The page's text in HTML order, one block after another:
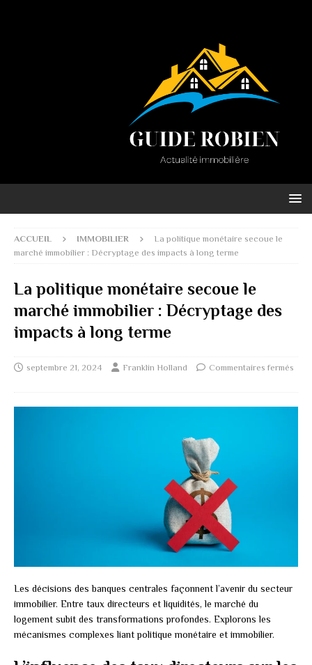
ACCUEIL IMMOBILIER
La politique monétaire secoue le
marché immobilier : Décryptage des impacts à long terme
La politique monétaire secoue le
marché immobilier : Décryptage des
impacts à long terme
septembre 21, 2024 Franklin Holland Commentaires fermés
Les décisions des banques centrales façonnent l’avenir du secteur
immobilier. Entre taux directeurs et liquidités, le marché du
logement subit des transformations profondes. Explorons les
mécanismes complexes liant politique monétaire et immobilier.